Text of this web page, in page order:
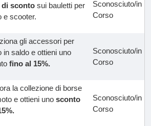
di sconto sui bauletti per
e scooter.
Sconosciuto/in
Corso
gli accessori per
in saldo e ottieni uno
fino al 15%.
Sconosciuto/in
Corso
la collezione di borse
e ottieni uno sconto
Sconosciuto/in
Corso